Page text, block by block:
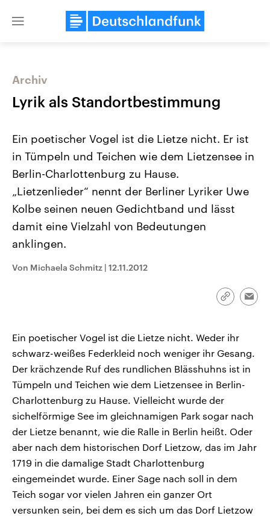
Close
Landtagswahl Sachsen-Anhalt
2026
Alle Informationen
Sachsen-Anhalt wählt am 6.
September 2026 einen neuen
Bundesland von einer Koalition aus
USA
Hintergründe
Audio-Archiv
Archiv
Lyrik als Standortbestimmung
Ein poetischer Vogel ist die Lietze nicht. Er ist
in Tümpeln und Teichen wie dem Lietzensee in
Berlin-Charlottenburg zu Hause.
„Lietzenlieder“ nennt der Berliner Lyriker Uwe
Kolbe seinen neuen Gedichtband und lässt
damit eine Vielzahl von Bedeutungen
anklingen.
Von Michaela Schmitz | 12.11.2012
Link
Ein poetischer Vogel ist die Lietze nicht. Weder ihr
schwarz-weißes Federkleid noch weniger ihr Gesang.
Der krächzende Ruf des rundlichen Blässhuhns ist in
Tümpeln und Teichen wie dem Lietzensee in Berlin-
Charlottenburg zu Hause. Vielleicht wurde der
sichelförmige See im gleichnamigen Park sogar nach
der Lietze benannt, wie die Ralle in Berlin heißt. Oder
aber nach dem historischen Dorf Lietzow, das im Jahr
1719 in die damalige Stadt Charlottenburg
eingemeindet wurde. Einer Sage nach soll in dem
Teich sogar vor vielen Jahren ein ganzer Ort
versunken sein, bei dem es sich um das Dorf Lietzow